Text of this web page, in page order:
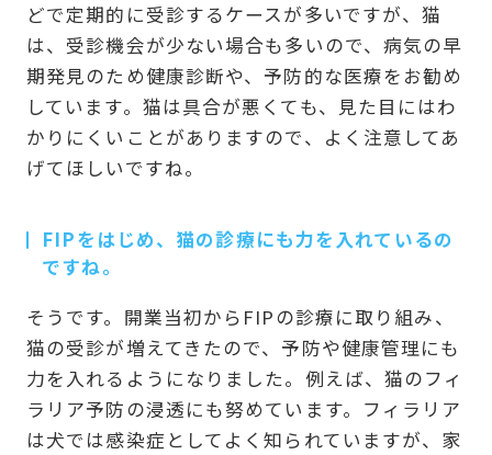
どで定期的に受診するケースが多いですが、猫
は、受診機会が少ない場合も多いので、病気の早
期発見のため健康診断や、予防的な医療をお勧め
しています。猫は具合が悪くても、見た目にはわ
かりにくいことがありますので、よく注意してあ
げてほしいですね。
FIPをはじめ、猫の診療にも力を入れているの
ですね。
そうです。開業当初からFIPの診療に取り組み、
猫の受診が増えてきたので、予防や健康管理にも
力を入れるようになりました。例えば、猫のフィ
ラリア予防の浸透にも努めています。フィラリア
は犬では感染症としてよく知られていますが、家